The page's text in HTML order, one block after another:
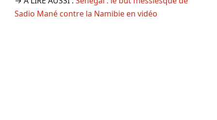
Sadio Mané contre la Namibie en vidéo